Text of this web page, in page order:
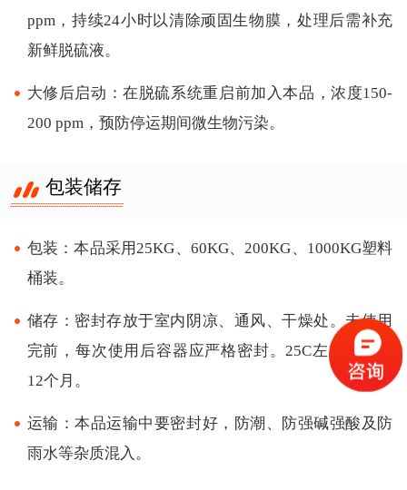
ppm，持续24小时以清除顽固生物膜，处理后需补充
新鲜脱硫液。
大修后启动：在脱硫系统重启前加入本品，浓度150-
200 ppm，预防停运期间微生物污染。
包装储存
包装：本品采用25KG、60KG、200KG、1000KG塑料
桶装。
储存：密封存放于室内阴凉、通风、干燥处。未使用
完前，每次使用后容器应严格密封。25C左右保质期
12个月。
运输：本品运输中要密封好，防潮、防强碱强酸及防
雨水等杂质混入。